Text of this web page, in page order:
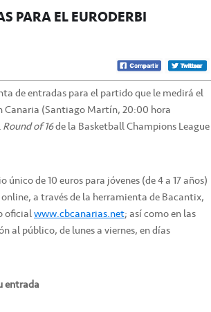
PARA EL EURODERBI
de entradas para el partido que le medirá el
Canaria (Santiago Martín, 20:00 hora
Round of 16de la Basketball Champions League
de 10 euros para jóvenes (de 4 a 17 años)
a través de la herramienta de Bacantix,
oficialwww.cbcanarias.net; así como en las
al público, de lunes a viernes, en días
entrada